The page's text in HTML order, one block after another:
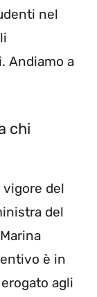
nel
Andiamo a
chi
vigore del
del
è in
agli